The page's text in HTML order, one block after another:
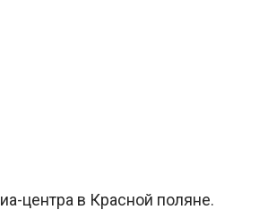
центра в Красной поляне.